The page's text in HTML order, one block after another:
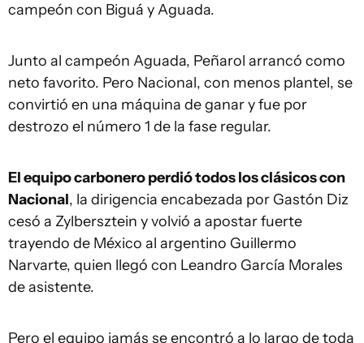
campeón con Biguá y Aguada.
Junto al campeón Aguada, Peñarol arrancó como
neto favorito. Pero Nacional, con menos plantel, se
convirtió en una máquina de ganar y fue por
destrozo el número 1 de la fase regular.
El equipo carbonero perdió todos los clásicos con
Nacional, la dirigencia encabezada por Gastón Diz
cesó a Zylbersztein y volvió a apostar fuerte
trayendo de México al argentino Guillermo
Narvarte, quien llegó con Leandro García Morales
de asistente.
Pero el equipo jamás se encontró a lo largo de toda